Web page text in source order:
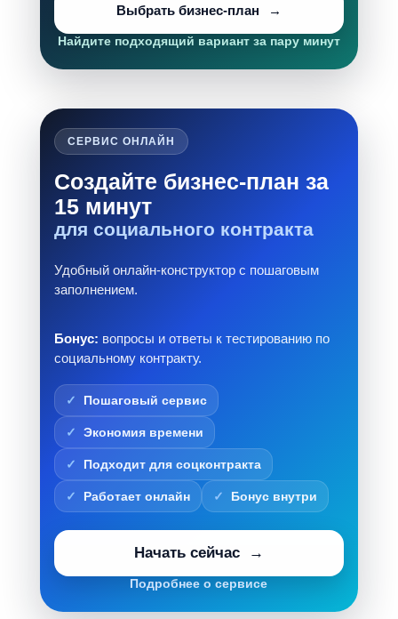
Выбрать бизнес-план
Найдите подходящий вариант за пару минут
СЕРВИС ОНЛАЙН
Создайте бизнес-план за
15 минут
для социального контракта
Удобный онлайн-конструктор с пошаговым
заполнением.
Бонус: вопросы и ответы к тестированию по
социальному контракту.
Пошаговый сервис
Экономия времени
Подходит для соцконтракта
Работает онлайн Бонус внутри
Начать сейчас
Подробнее о сервисе